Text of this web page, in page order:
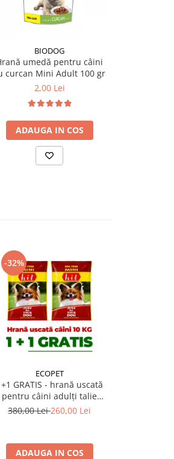
BIODOG
umedă pentru câini
curcan Mini Adult 100 gr
2,00 Lei
ADAUGA IN COS
-32%
ECOPET
GRATIS - hrană uscată
pentru câini adulți talie
mică Hit Mini Adult 10 kg
380,00 Lei260,00 Lei
ADAUGA IN COS